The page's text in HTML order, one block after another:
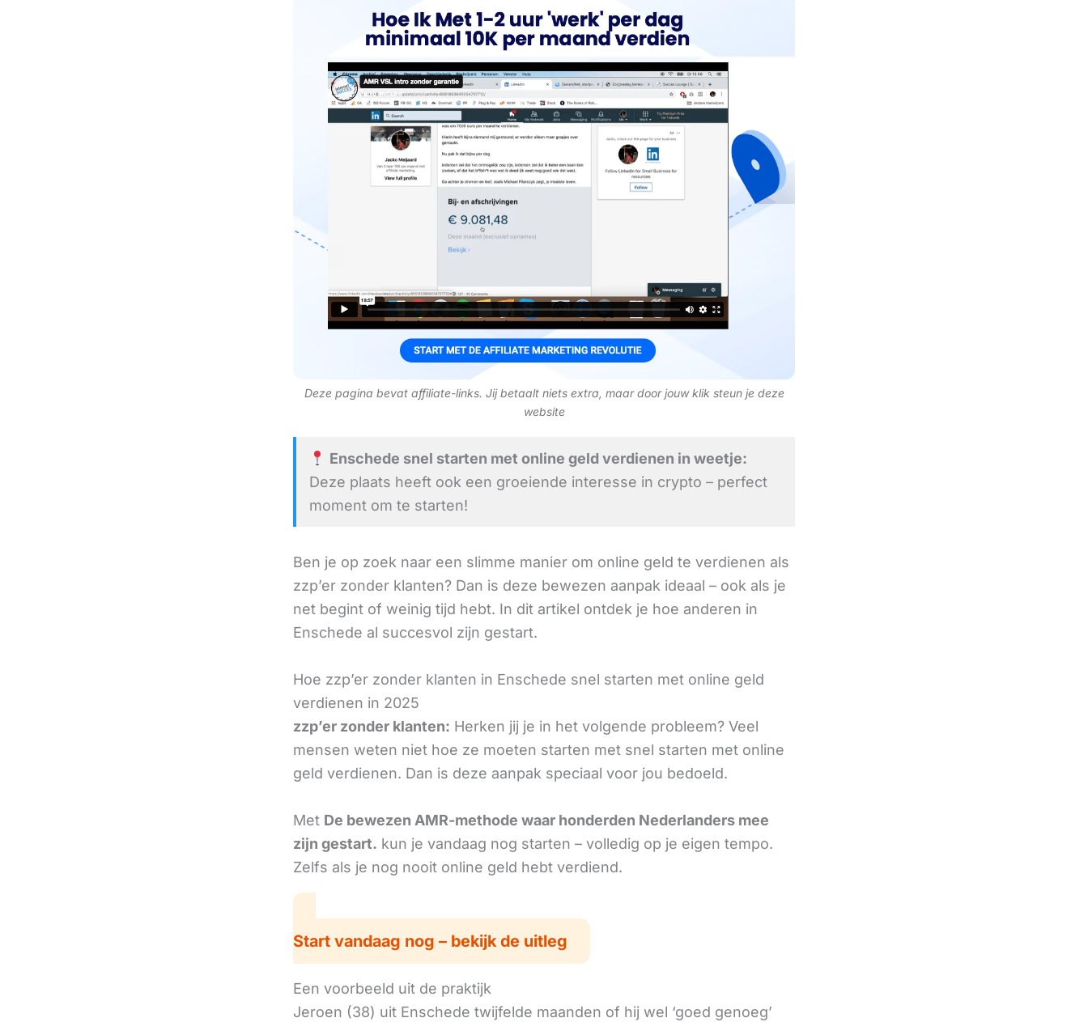
Deze pagina bevat affiliate-links. Jij betaalt niets extra, maar door jouw klik steun je deze
website
Enschede snel starten met online geld verdienen in weetje:
Deze plaats heeft ook een groeiende interesse in crypto – perfect
moment om te starten!
Ben je op zoek naar een slimme manier om online geld te verdienen als
zzp’er zonder klanten? Dan is deze bewezen aanpak ideaal – ook als je
net begint of weinig tijd hebt. In dit artikel ontdek je hoe anderen in
Enschede al succesvol zijn gestart.
Hoe zzp’er zonder klanten in Enschede snel starten met online geld
verdienen in 2025
zzp’er zonder klanten: Herken jij je in het volgende probleem? Veel
mensen weten niet hoe ze moeten starten met snel starten met online
geld verdienen. Dan is deze aanpak speciaal voor jou bedoeld.
Met De bewezen AMR-methode waar honderden Nederlanders mee
zijn gestart. kun je vandaag nog starten – volledig op je eigen tempo.
Zelfs als je nog nooit online geld hebt verdiend.
Start vandaag nog – bekijk de uitleg
Een voorbeeld uit de praktijk
Jeroen (38) uit Enschede twijfelde maanden of hij wel ‘goed genoeg’